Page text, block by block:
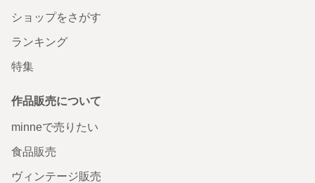
ショップをさがす
ランキング
特集
作品販売について
minneで売りたい
食品販売
ヴィンテージ販売